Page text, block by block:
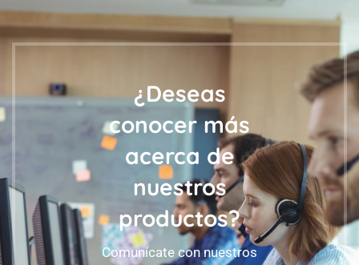
¿Deseas
conocer más
acerca de
nuestros
productos?
Comunícate con nuestros